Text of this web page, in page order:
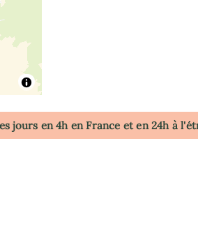
jours en 4h en France et en 24h à